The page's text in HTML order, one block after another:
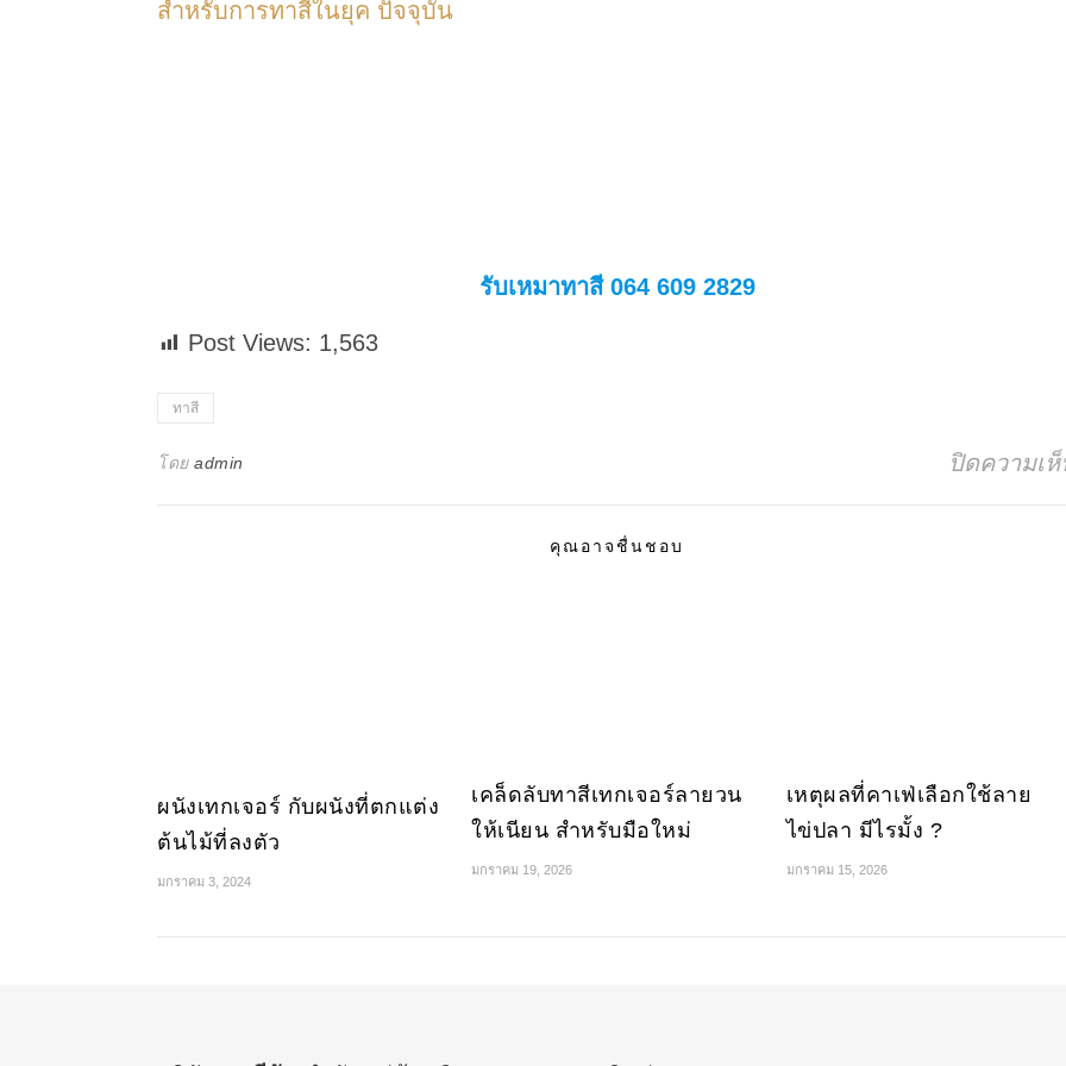
สำหรับการทาสีในยุค ปัจจุบัน
รับเหมาทาสี 064 609 2829
Post Views: 1,563
ทาสี
โดย admin ปิดความเ
คุณอาจชื่นชอบ
ผนังเทกเจอร์ กับผนังที่ตกแต่ง
ต้นไม้ที่ลงตัว
มกราคม 3, 2024
เคล็ดลับทาสีเทกเจอร์ลายวน
ให้เนียน สำหรับมือใหม่
มกราคม 19, 2026
เหตุผลที่คาเฟ่เลือกใช้ลาย
ไข่ปลา มีไรมั้ง ?
มกราคม 15, 2026